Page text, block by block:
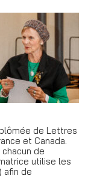
de Lettres
et Canada.
de
utilise les
afin de